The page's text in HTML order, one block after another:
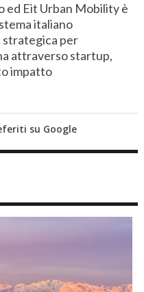
ed Eit Urban Mobility è
italiano
strategica per
attraverso startup,
impatto
su Google